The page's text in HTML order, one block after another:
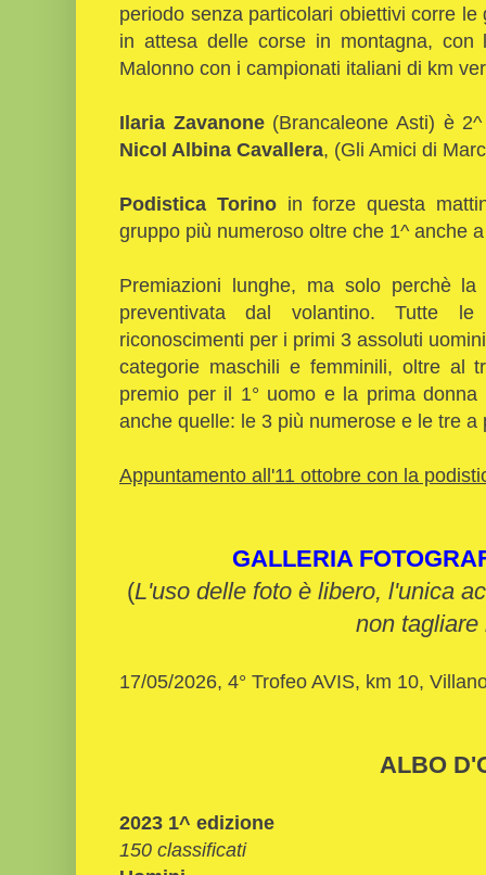
periodo senza particolari obiettivi corre
in attesa delle corse in montagna,
Malonno con i campionati italiani di km
Ilaria Zavanone(Brancaleone Asti) è
Nicol Albina Cavallera, (Gli Amici di
Podistica Torinoin forze questa
gruppo più numeroso oltre che 1^ anche
Premiazioni lunghe, ma solo perchè
preventivata dal volantino. Tutte
riconoscimenti per i primi 3 assoluti
categorie maschili e femminili, oltre al
premio per il 1° uomo e la prima
anche quelle: le 3 più numerose e le tre a
Appuntamento all'11 ottobre con la
GALLERIA
(L'uso delle foto è libero, l'unica
non tagliare
17/05/2026, 4° Trofeo AVIS, km 10,
ALBO
2023 1^ edizione
150 classificati